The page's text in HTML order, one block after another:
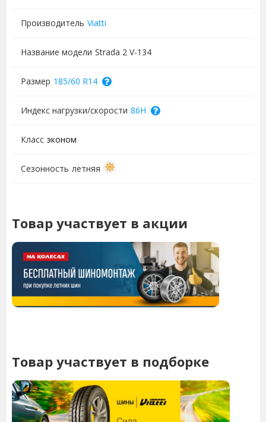
Производитель Viatti
Название модели Strada 2 V-134
Размер 185/60 R14
Индекс нагрузки/скорости 86H
Класс эконом
Сезонность летняя
Товар участвует в акции
Товар участвует в подборке